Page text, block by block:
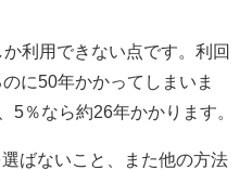
利用できない点です。利回
に50年かかってしまいま
5％なら約26年かかります。
ばないこと、また他の方法